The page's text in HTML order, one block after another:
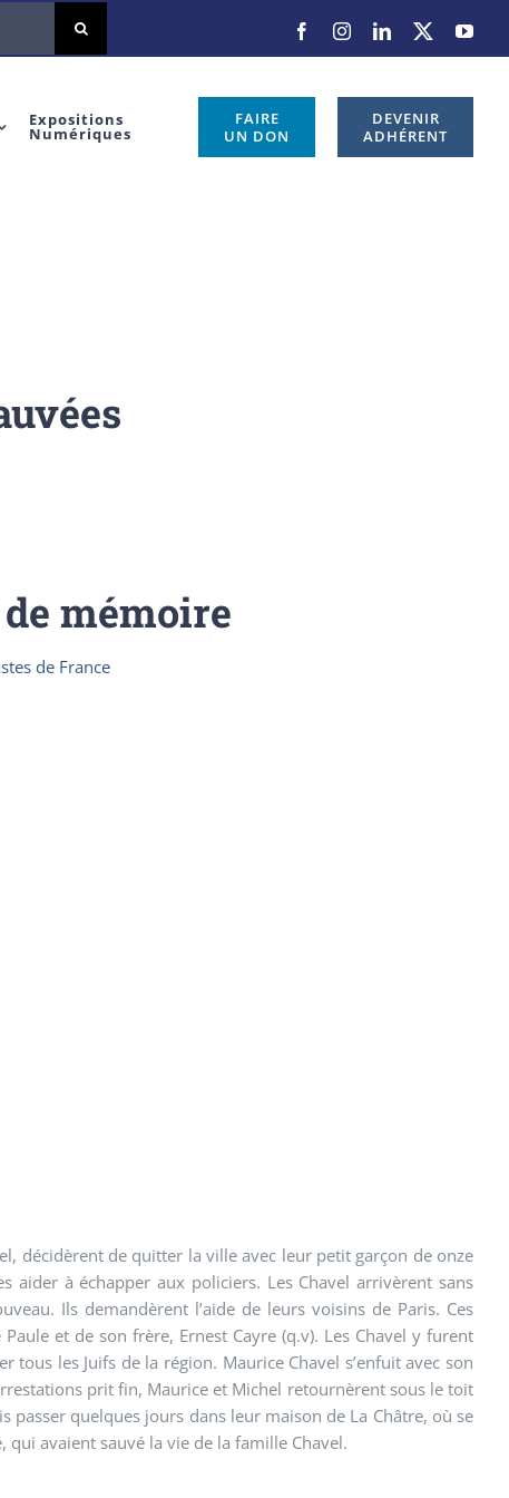
FacebookInstagramLinkedIn
X
Expositions
Numériques
FAIRE
UN DON
DEVENIR
ADHÉRENT
mémoire
de France
décidèrent de quitter la ville avec leur petit garçon de onze
aider à échapper aux policiers. Les Chavel arrivèrent sans
Ils demandèrent l’aide de leurs voisins de Paris. Ces
et de son frère, Ernest Cayre (q.v). Les Chavel y furent
les Juifs de la région. Maurice Chavel s’enfuit avec son
prit fin, Maurice et Michel retournèrent sous le toit
quelques jours dans leur maison de La Châtre, où se
avaient sauvé la vie de la famille Chavel.